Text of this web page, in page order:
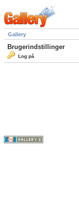
Gallery
Brugerindstillinger
Log på